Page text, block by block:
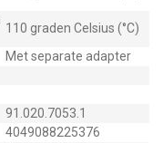
110 graden Celsius (°C)
Met separate adapter
91.020.7053.1
4049088225376